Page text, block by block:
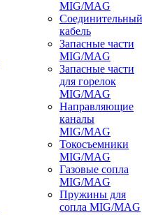
MIG/MAG
Соединительный
кабель
Запасные части
MIG/MAG
Запасные части
для горелок
MIG/MAG
Направляющие
каналы
MIG/MAG
Токосъемники
MIG/MAG
Газовые сопла
MIG/MAG
Пружины для
сопла MIG/MAG